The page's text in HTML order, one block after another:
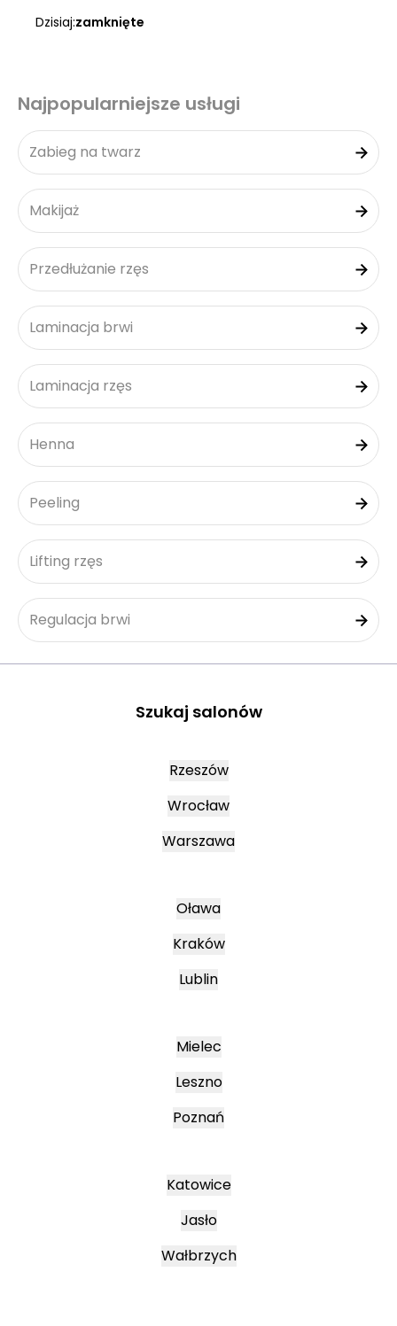
Dzisiaj:zamknięte
Najpopularniejsze usługi
Zabieg na twarz
Makijaż
Przedłużanie rzęs
Laminacja brwi
Laminacja rzęs
Henna
Peeling
Lifting rzęs
Regulacja brwi
Szukaj salonów
Rzeszów
Wrocław
Warszawa
Oława
Kraków
Lublin
Mielec
Leszno
Poznań
Katowice
Jasło
Wałbrzych